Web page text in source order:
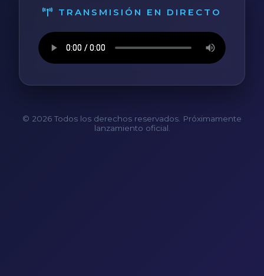
TRANSMISIÓN EN DIRECTO
© 2026 Todos los derechos reservados. Próximamente
lanzamiento oficial.